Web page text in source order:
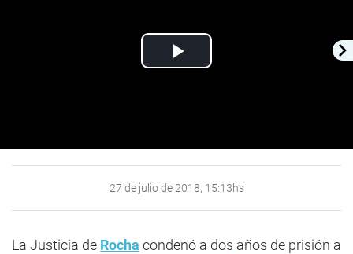
Play
27 de julio de 2018, 15:13hs
La Justicia de Rocha condenó a dos años de prisión a